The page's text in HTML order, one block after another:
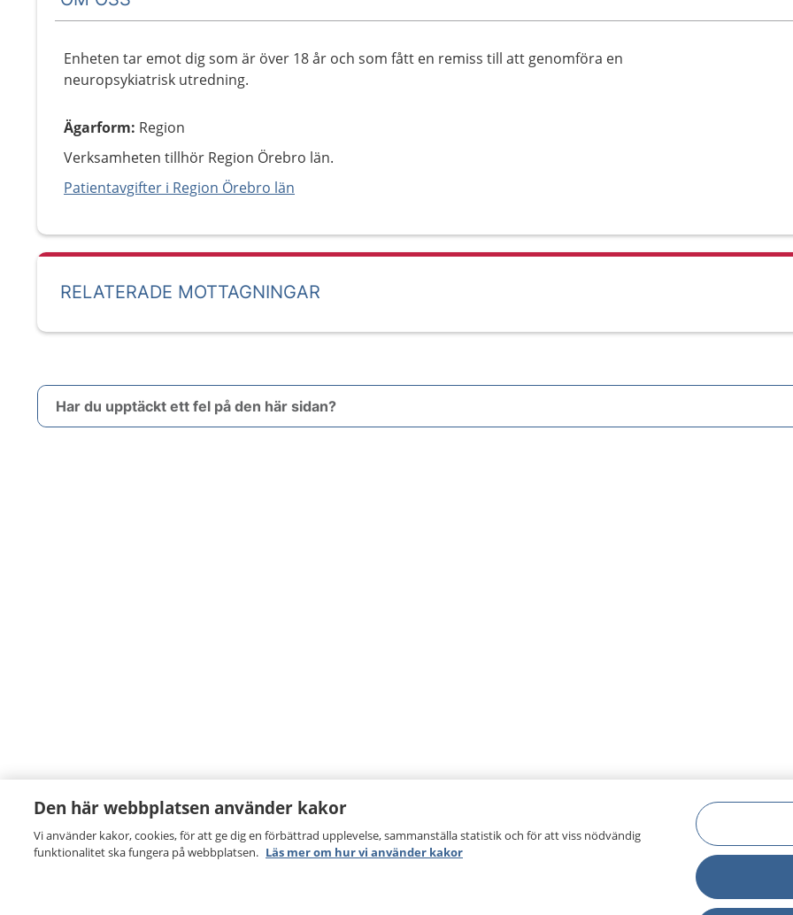
Enheten tar emot dig som är över 18 år och som fått en remiss till att genomföra en
neuropsykiatrisk utredning.
Ägarform: Region
Verksamheten tillhör Region Örebro län.
Patientavgifter i Region Örebro län
RELATERADE MOTTAGNINGAR
Har du upptäckt ett fel på den här sidan?
Den här webbplatsen använder kakor
Vi använder kakor, cookies, för att ge dig en förbättrad upplevelse, sammanställa statistik och för att viss nödvändig
funktionalitet ska fungera på webbplatsen. Läs mer om hur vi använder kakor